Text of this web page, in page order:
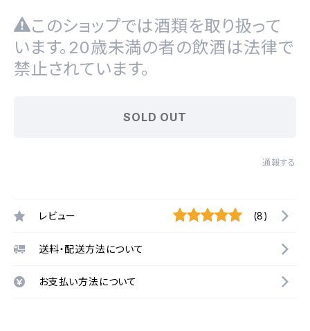
このショップでは酒類を取り扱って
います。20歳未満の者の飲酒は法律で
禁止されています。
SOLD OUT
通報する
レビュー (8)
送料・配送方法について
お支払い方法について